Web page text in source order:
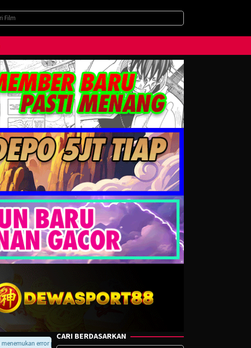
error pada player atau saat download, hubungi kami di Telegram.
CARI BERDASARKAN